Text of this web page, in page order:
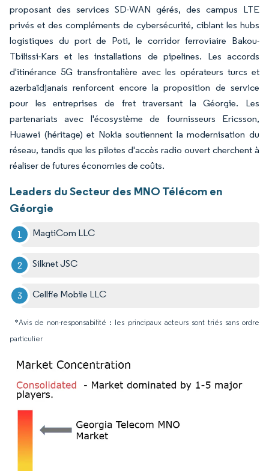
proposant des services SD-WAN gérés, des campus LTE
privés et des compléments de cybersécurité, ciblant les hubs
logistiques du port de Poti, le corridor ferroviaire Bakou-
Tbilissi-Kars et les installations de pipelines. Les accords
d'itinérance 5G transfrontalière avec les opérateurs turcs et
azerbaïdjanais renforcent encore la proposition de service
pour les entreprises de fret traversant la Géorgie. Les
partenariats avec l'écosystème de fournisseurs Ericsson,
Huawei (héritage) et Nokia soutiennent la modernisation du
réseau, tandis que les pilotes d'accès radio ouvert cherchent à
réaliser de futures économies de coûts.
Leaders du Secteur des MNO Télécom en
Géorgie
MagtiCom LLC
Silknet JSC
Cellfie Mobile LLC
*Avis de non-responsabilité : les principaux acteurs sont triés sans ordre
particulier